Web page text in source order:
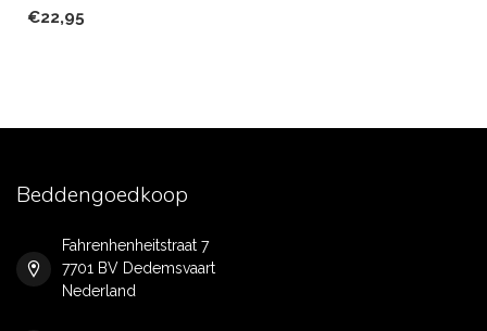
€22,95
Beddengoedkoop
Fahrenhenheitstraat 7
7701 BV Dedemsvaart
Nederland